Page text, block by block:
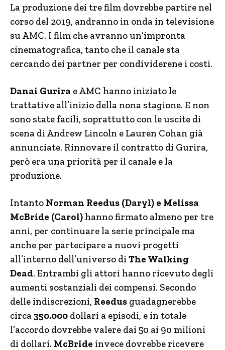
La produzione dei tre film dovrebbe partire nel
corso del 2019, andranno in onda in televisione
su AMC. I film che avranno un’impronta
cinematografica, tanto che il canale sta
cercando dei partner per condividerene i costi.
Danai Gurira e AMC hanno iniziato le
trattative all’inizio della nona stagione. E non
sono state facili, soprattutto con le uscite di
scena di Andrew Lincoln e Lauren Cohan già
annunciate. Rinnovare il contratto di Gurira,
però era una priorità per il canale e la
produzione.
Intanto Norman Reedus (Daryl) e Melissa
McBride (Carol) hanno firmato almeno per tre
anni, per continuare la serie principale ma
anche per partecipare a nuovi progetti
all’interno dell’universo di The Walking
Dead. Entrambi gli attori hanno ricevuto degli
aumenti sostanziali dei compensi. Secondo
delle indiscrezioni, Reedus guadagnerebbe
circa350.000 dollari a episodi, e in totale
l’accordo dovrebbe valere dai 50 ai 90 milioni
di dollari. McBride invece dovrebbe ricevere